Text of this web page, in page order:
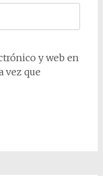
y web en
vez que